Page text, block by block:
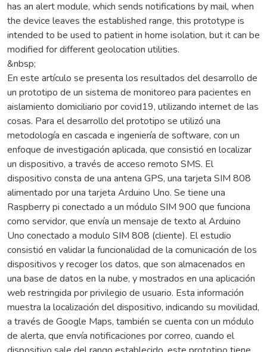
has an alert module, which sends notifications by mail, when
the device leaves the established range, this prototype is
intended to be used to patient in home isolation, but it can be
modified for different geolocation utilities.
&nbsp;
En este artículo se presenta los resultados del desarrollo de
un prototipo de un sistema de monitoreo para pacientes en
aislamiento domiciliario por covid19, utilizando internet de las
cosas. Para el desarrollo del prototipo se utilizó una
metodología en cascada e ingeniería de software, con un
enfoque de investigación aplicada, que consistió en localizar
un dispositivo, a través de acceso remoto SMS. El
dispositivo consta de una antena GPS, una tarjeta SIM 808
alimentado por una tarjeta Arduino Uno. Se tiene una
Raspberry pi conectado a un módulo SIM 900 que funciona
como servidor, que envía un mensaje de texto al Arduino
Uno conectado a modulo SIM 808 (cliente). El estudio
consistió en validar la funcionalidad de la comunicación de los
dispositivos y recoger los datos, que son almacenados en
una base de datos en la nube, y mostrados en una aplicación
web restringida por privilegio de usuario. Esta información
muestra la localización del dispositivo, indicando su movilidad,
a través de Google Maps, también se cuenta con un módulo
de alerta, que envía notificaciones por correo, cuando el